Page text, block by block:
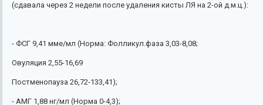
(сдавала через 2 недели после удаления кисты ЛЯ на 2-ой д.м.ц.):
- ФСГ 9,41 мме/мл (Норма: Фолликул.фаза 3,03-8,08;
Овуляция 2,55-16,69
Постменопауза 26,72-133,41);
- АМГ 1,88 нг/мл (Норма 0-4,3);